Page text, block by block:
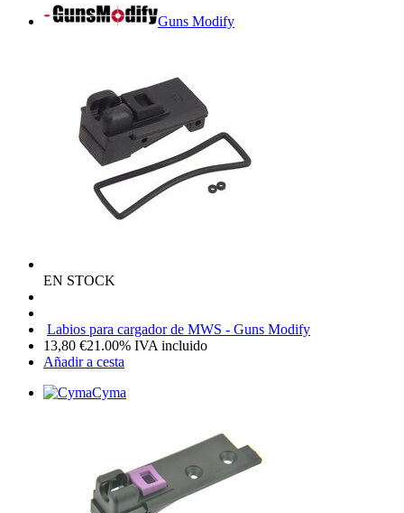
Guns Modify
EN STOCK
Labios para cargador de MWS - Guns Modify
13,80 €21.00% IVA incluido
Añadir a cesta
Cyma